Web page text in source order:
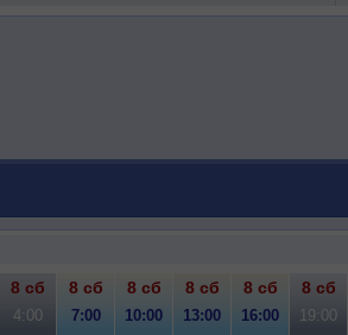
8 сб 8 сб 8 сб 8 сб 8 сб 8 сб
4:00 7:00 10:00 13:00 16:00 19:00